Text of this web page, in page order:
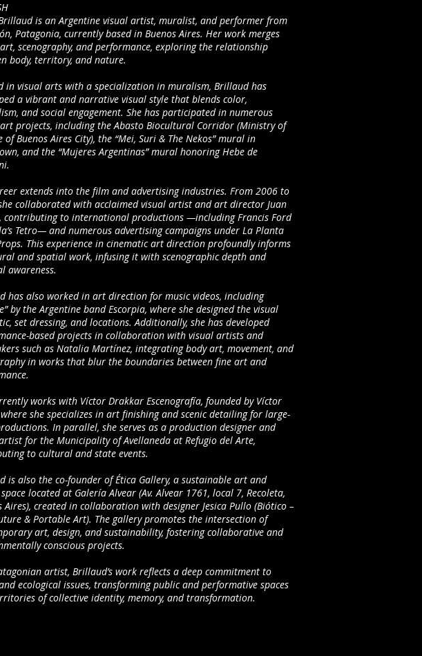
is an Argentine visual artist, muralist, and performer from
Patagonia, currently based in Buenos Aires. Her work merges
scenography, and performance, exploring the relationship
body, territory, and nature.
in visual arts with a specialization in muralism, Brillaud has
a vibrant and narrative visual style that blends color,
and social engagement. She has participated in numerous
projects, including the Abasto Biocultural Corridor (Ministry of
of Buenos Aires City), the “Mei, Suri & The Nekos” mural in
and the “Mujeres Argentinas” mural honoring Hebe de
extends into the film and advertising industries. From 2006 to
collaborated with acclaimed visual artist and art director Juan
contributing to international productions —including Francis Ford
Tetro— and numerous advertising campaigns under La Planta
This experience in cinematic art direction profoundly informs
and spatial work, infusing it with scenographic depth and
awareness.
has also worked in art direction for music videos, including
by the Argentine band Escorpia, where she designed the visual
set dressing, and locations. Additionally, she has developed
based projects in collaboration with visual artists and
such as Natalia Martínez, integrating body art, movement, and
in works that blur the boundaries between fine art and
works with Víctor Drakkar Escenografía, founded by Víctor
she specializes in art finishing and scenic detailing for large-
In parallel, she serves as a production designer and
for the Municipality of Avellaneda at Refugio del Arte,
to cultural and state events.
is also the co-founder of Ética Gallery, a sustainable art and
located at Galería Alvear (Av. Alvear 1761, local 7, Recoleta,
Aires), created in collaboration with designer Jesica Pullo (Biótico –
& Portable Art). The gallery promotes the intersection of
art, design, and sustainability, fostering collaborative and
conscious projects.
artist, Brillaud’s work reflects a deep commitment to
ecological issues, transforming public and performative spaces
of collective identity, memory, and transformation.